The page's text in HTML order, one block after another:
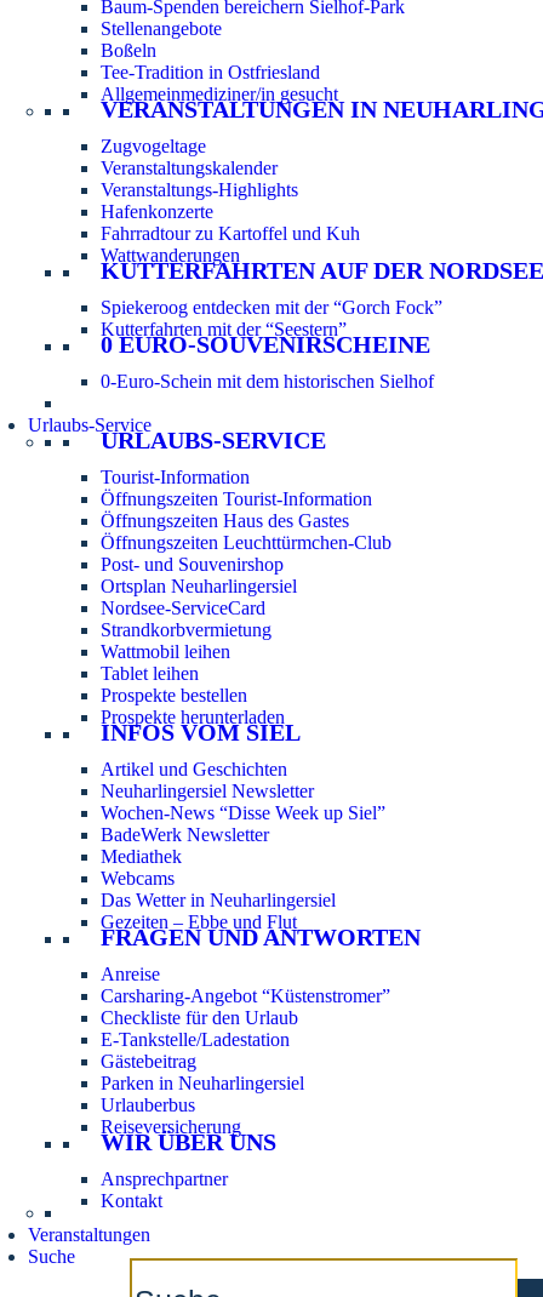
Baum-Spenden bereichern Sielhof-Park
Stellenangebote
Boßeln
Tee-Tradition in Ostfriesland
Allgemeinmediziner/in gesucht
VERANSTALTUNGEN IN
Zugvogeltage
Veranstaltungskalender
Veranstaltungs-Highlights
Hafenkonzerte
Fahrradtour zu Kartoffel und Kuh
Wattwanderungen
KUTTERFAHRTEN AUF DER NORDSEE
Spiekeroog entdecken mit der “Gorch Fock”
Kutterfahrten mit der “Seestern”
0 EURO-SOUVENIRSCHEINE
0-Euro-Schein mit dem historischen Sielhof
Urlaubs-Service
URLAUBS-SERVICE
Tourist-Information
Öffnungszeiten Tourist-Information
Öffnungszeiten Haus des Gastes
Öffnungszeiten Leuchttürmchen-Club
Post- und Souvenirshop
Ortsplan Neuharlingersiel
Nordsee-ServiceCard
Strandkorbvermietung
Wattmobil leihen
Tablet leihen
Prospekte bestellen
Prospekte herunterladen
INFOS VOM SIEL
Artikel und Geschichten
Neuharlingersiel Newsletter
Wochen-News “Disse Week up Siel”
BadeWerk Newsletter
Mediathek
Webcams
Das Wetter in Neuharlingersiel
Gezeiten – Ebbe und Flut
FRAGEN UND ANTWORTEN
Anreise
Carsharing-Angebot “Küstenstromer”
Checkliste für den Urlaub
E-Tankstelle/Ladestation
Gästebeitrag
Parken in Neuharlingersiel
Urlauberbus
Reiseversicherung
WIR ÜBER UNS
Ansprechpartner
Kontakt
Veranstaltungen
Suche